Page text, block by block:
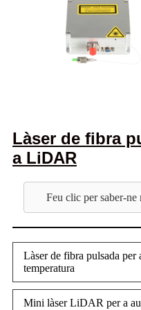
Làser de fibra
a LiDAR
Feu clic per saber-ne
Làser de fibra pulsada per
temperatura
Mini làser LiDAR per a